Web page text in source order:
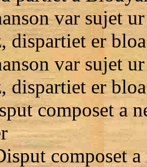
var sujet
dispartiet er
var sujet
dispartiet er
composet a
composet a